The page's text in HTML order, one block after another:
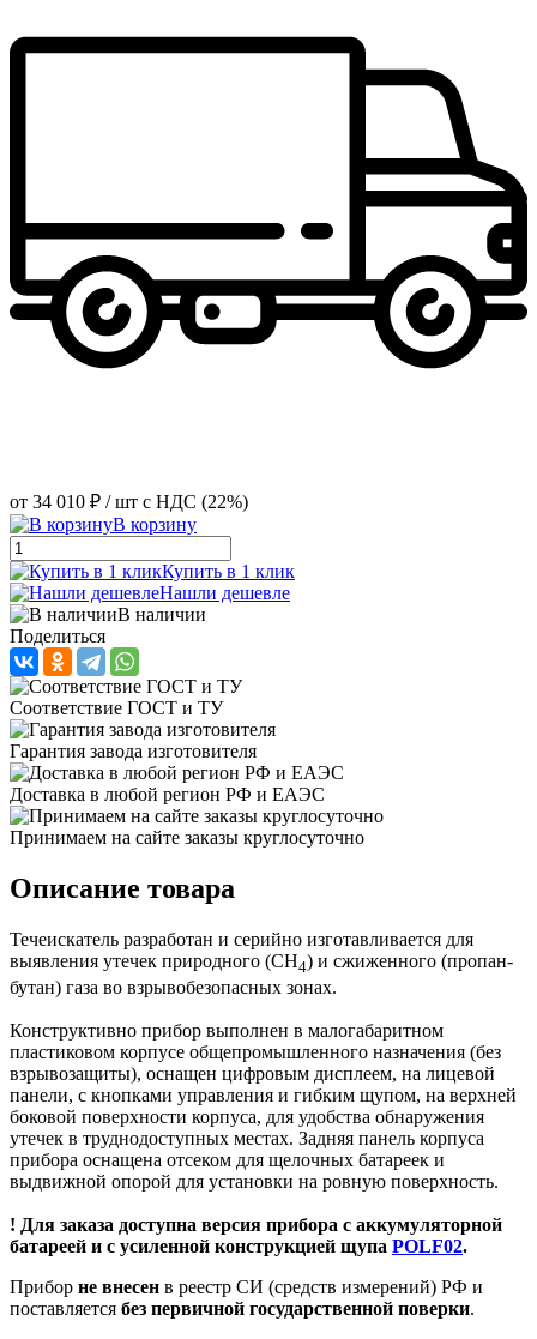
от 34 010 ₽ / шт с НДС (22%)
В корзину
Купить в 1 клик
Нашли дешевле
В наличии
Поделиться
Соответствие ГОСТ и ТУ
Гарантия завода изготовителя
Доставка в любой регион РФ и ЕАЭС
Принимаем на сайте заказы круглосуточно
Описание товара
Течеискатель разработан и серийно изготавливается для
выявления утечек природного (CH4) и сжиженного (пропан-
бутан) газа во взрывобезопасных зонах.
Конструктивно прибор выполнен в малогабаритном
пластиковом корпусе общепромышленного назначения (без
взрывозащиты), оснащен цифровым дисплеем, на лицевой
панели, с кнопками управления и гибким щупом, на верхней
боковой поверхности корпуса, для удобства обнаружения
утечек в труднодоступных местах. Задняя панель корпуса
прибора оснащена отсеком для щелочных батареек и
выдвижной опорой для установки на ровную поверхность.
! Для заказа доступна версия прибора с аккумуляторной
батареей и с усиленной конструкцией щупа POLF02.
Прибор не внесен в реестр СИ (средств измерений) РФ и
поставляется без первичной государственной поверки.